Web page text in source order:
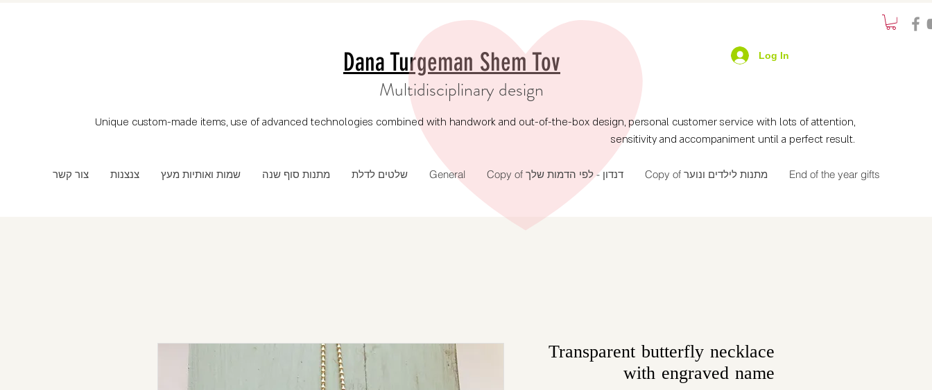
Dana Turgeman Shem Tov
Multidisciplinary design
Unique custom-made items, use of advanced technologies combined with handwork and out-of-the-box design, personal customer service with lots of attention,
sensitivity and accompaniment until a perfect result.
צור קשר צנצנות שמות ואותיות מעץ מתנות סוף שנה שלטים לדלת General Copy of דנדון - לפי הדמות שלך Copy of מתנות לילדים ונוער End of the year gifts
Log In
Transparent butterfly necklace
with engraved name